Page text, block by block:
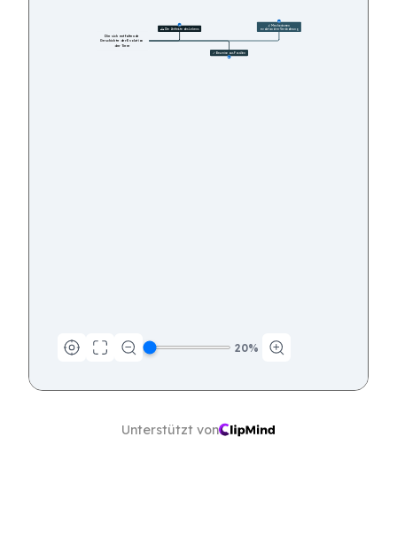
🕰️ Die Zeitleiste des Lebens
🦴 Beweise aus Fossilien
🔬 Mechanismen
evolutionärer Veränderung
Die sich entfaltende
Geschichte der Evolution
der Tiere
20%
Unterstützt von